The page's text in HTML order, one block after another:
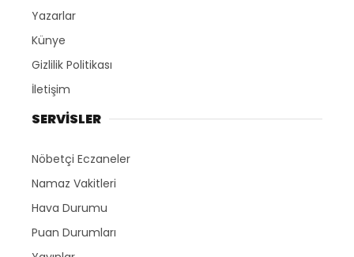
Yazarlar
Künye
Gizlilik Politikası
İletişim
SERVİSLER
Nöbetçi Eczaneler
Namaz Vakitleri
Hava Durumu
Puan Durumları